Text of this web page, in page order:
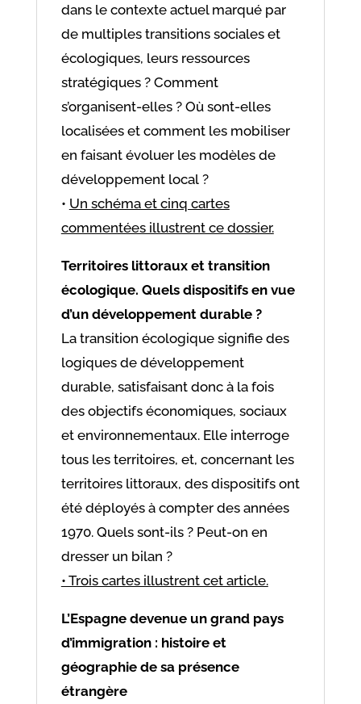
dans le contexte actuel marqué par
de multiples transitions sociales et
écologiques, leurs ressources
stratégiques ? Comment
s’organisent-elles ? Où sont-elles
localisées et comment les mobiliser
en faisant évoluer les modèles de
développement local ?
• Un schéma et cinq cartes
commentées illustrent ce dossier.
Territoires littoraux et transition
écologique. Quels dispositifs en vue
d’un développement durable ?
La transition écologique signifie des
logiques de développement
durable, satisfaisant donc à la fois
des objectifs économiques, sociaux
et environnementaux. Elle interroge
tous les territoires, et, concernant les
territoires littoraux, des dispositifs ont
été déployés à compter des années
1970. Quels sont-ils ? Peut-on en
dresser un bilan ?
• Trois cartes illustrent cet article.
L’Espagne devenue un grand pays
d’immigration : histoire et
géographie de sa présence
étrangère